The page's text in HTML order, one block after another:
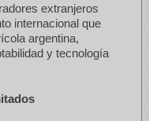
extranjeros
internacional que
argentina,
y tecnología